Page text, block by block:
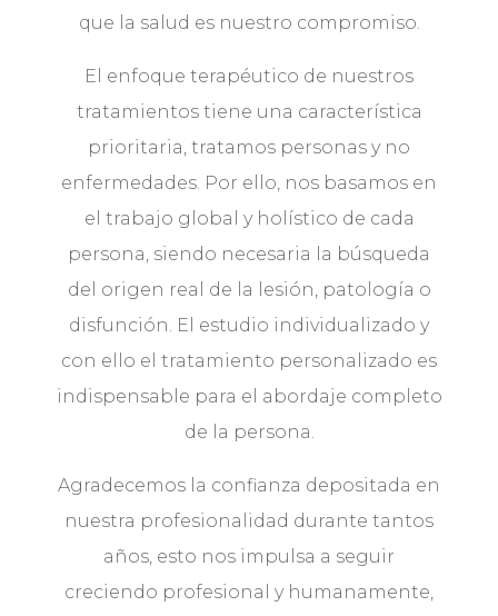
que la salud es nuestro compromiso.
El enfoque terapéutico de nuestros
tratamientos tiene una característica
prioritaria, tratamos personas y no
enfermedades. Por ello, nos basamos en
el trabajo global y holístico de cada
persona, siendo necesaria la búsqueda
del origen real de la lesión, patología o
disfunción. El estudio individualizado y
con ello el tratamiento personalizado es
indispensable para el abordaje completo
de la persona.
Agradecemos la confianza depositada en
nuestra profesionalidad durante tantos
años, esto nos impulsa a seguir
creciendo profesional y humanamente,